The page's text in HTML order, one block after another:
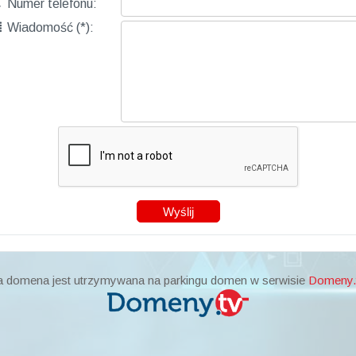
Numer telefonu:
Wiadomość (*):
domena jest utrzymywana na parkingu domen w serwisie